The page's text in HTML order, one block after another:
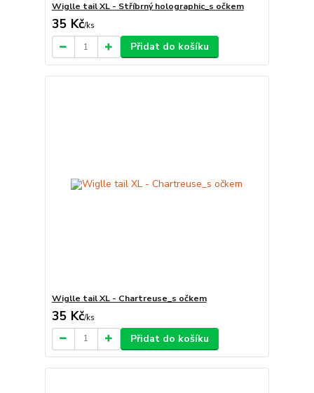
Wiglle tail XL - Stříbrný holographic_s očkem
35 Kč/ks
Přidat do košíku
Wiglle tail XL - Chartreuse_s očkem
35 Kč/ks
Přidat do košíku